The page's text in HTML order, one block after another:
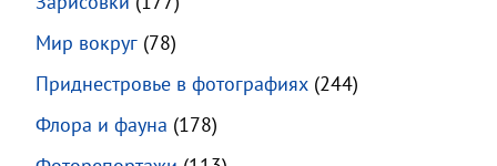
Мир вокруг (78)
Приднестровье в фотографиях (244)
Флора и фауна (178)